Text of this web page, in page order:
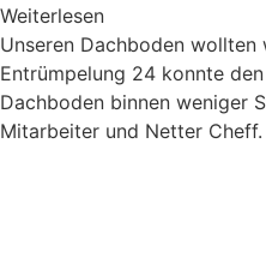
Weiterlesen
Unseren Dachboden wollten
Entrümpelung 24 konnte
Dachboden binnen weniger
Mitarbeiter und Netter Cheff.